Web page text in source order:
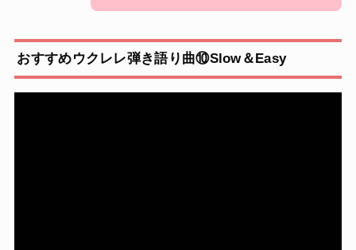
おすすめウクレレ弾き語り曲⑩Slow＆Easy